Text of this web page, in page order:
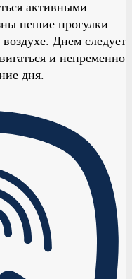
активными
пешие прогулки
Днем следует
и непременно
дня.